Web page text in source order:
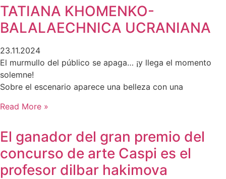
TATIANA KHOMENKO-
BALALAECHNICA UCRANIANA
23.11.2024
El murmullo del público se apaga… ¡y llega el momento
solemne!
Sobre el escenario aparece una belleza con una
Read More »
El ganador del gran premio del
concurso de arte Caspi es el
profesor dilbar hakimova